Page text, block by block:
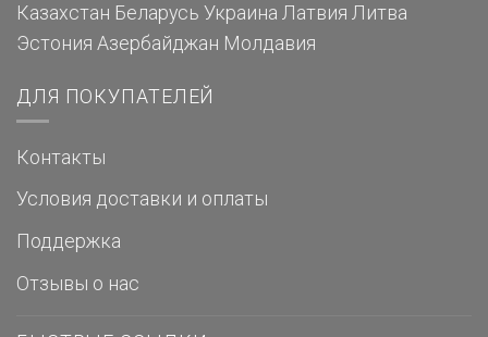
Казахстан Беларусь Украина Латвия Литва
Эстония Азербайджан Молдавия
ДЛЯ ПОКУПАТЕЛЕЙ
Контакты
Условия доставки и оплаты
Поддержка
Отзывы о нас